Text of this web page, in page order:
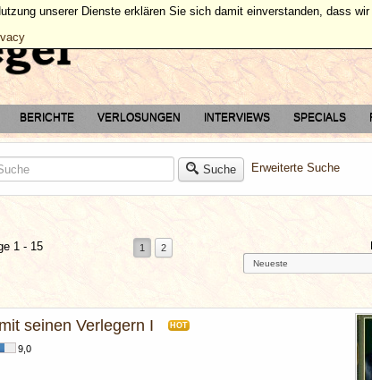
BERICHTE VERLOSUNGEN INTERVIEWS SPECIALS
Suche Erweiterte Suche
1 - 15
1 2
seinen Verlegern I HOT
9,0
unserer Dienste erklären Sie sich damit einverstanden, dass